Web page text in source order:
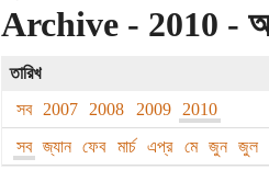
Archive - 2010 -
তারিখ
সব
2007 2008 2009
2010
সব
জ্যান ফেব মার্চ এপ্র মে জুন জুল